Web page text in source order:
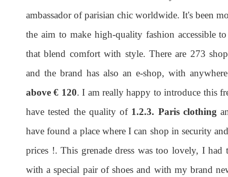
ambassador of parisian chic worldwide. It's been
the aim to make high-quality fashion accessible
that blend comfort with style. There are 273
and the brand has also an e-shop, with
above € 120. I am really happy to introduce this
have tested the quality of 1.2.3. Paris clothing
have found a place where I can shop in security
prices !. This grenade dress was too lovely, I
with a special pair of shoes and with my brand